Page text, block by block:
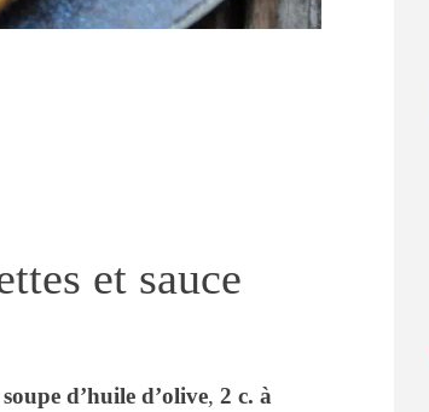
et sauce
d’huile d’olive, 2 c. à